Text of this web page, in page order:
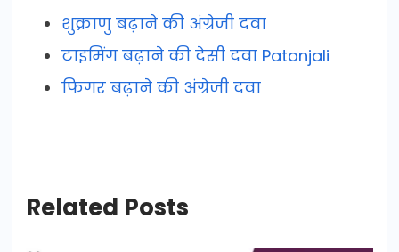
शुक्राणु बढ़ाने की अंग्रेजी दवा
टाइमिंग बढ़ाने की देसी दवा Patanjali
फिगर बढ़ाने की अंग्रेजी दवा
Related Posts